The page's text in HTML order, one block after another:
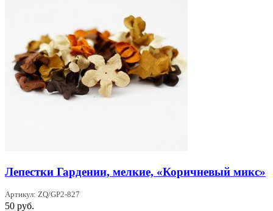
Лепестки Гардении, мелкие, «Коричневый микс»
Артикул: ZQ/GP2-827
50 руб.